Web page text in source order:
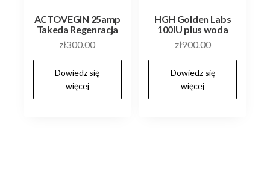
ACTOVEGIN 25amp
Takeda Regenracja
zł300.00
Dowiedz się
więcej
HGH Golden Labs
100IU plus woda
zł900.00
Dowiedz się
więcej